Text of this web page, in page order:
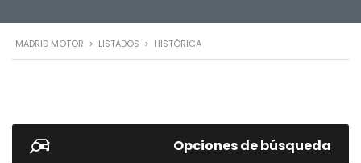
MADRID MOTOR > LISTADOS > HISTÓRICA
Opciones de búsqueda